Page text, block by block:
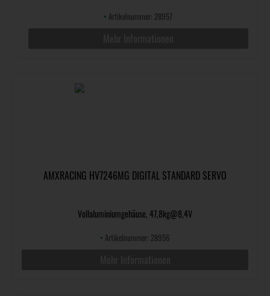
• Artikelnummer: 28957
AMXRACING HV7246MG DIGITAL STANDARD SERVO
Vollaluminiumgehäuse, 47,8kg@8,4V
• Artikelnummer: 28956